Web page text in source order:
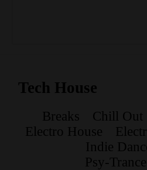
Tech House
Breaks Chill Out
Electro House
Indie
Psy-Trance